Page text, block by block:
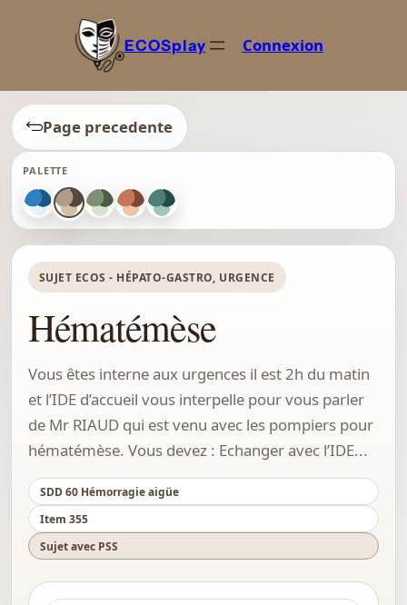
ECOSplay Connexion
Page precedente
PALETTE
SUJET ECOS - HÉPATO-GASTRO, URGENCE
Hématémèse
Vous êtes interne aux urgences il est 2h du matin
et l’IDE d’accueil vous interpelle pour vous parler
de Mr RIAUD qui est venu avec les pompiers pour
hématémèse. Vous devez : Echanger avec l’IDE...
SDD 60 Hémorragie aigüe
Item 355
Sujet avec PSS